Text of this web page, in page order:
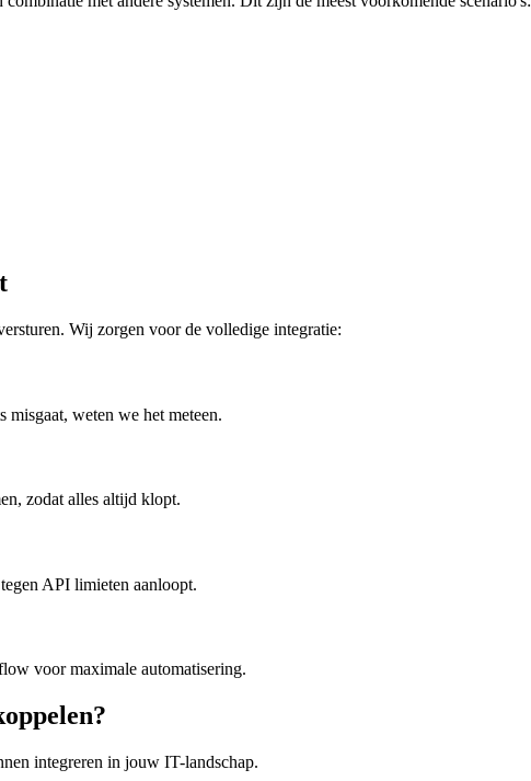
Wij zorgen voor de volledige integratie:
misgaat, weten we het meteen.
zodat alles altijd klopt.
API limieten aanloopt.
voor maximale automatisering.
integreren in jouw IT-landschap.